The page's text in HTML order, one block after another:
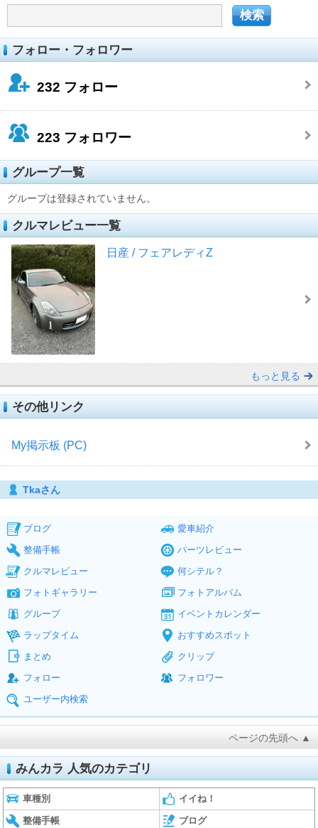
フォロー・フォロワー
232 フォロー
223 フォロワー
グループ一覧
グループは登録されていません。
クルマレビュー一覧
日産 / フェアレディZ
もっと見る
その他リンク
My掲示板 (PC)
Tkaさん
ブログ
愛車紹介
整備手帳
パーツレビュー
クルマレビュー
何シテル？
フォトギャラリー
フォトアルバム
グループ
イベントカレンダー
ラップタイム
おすすめスポット
まとめ
クリップ
フォロー
フォロワー
ユーザー内検索
ページの先頭へ ▲
みんカラ 人気のカテゴリ
車種別 イイね！
整備手帳 ブログ